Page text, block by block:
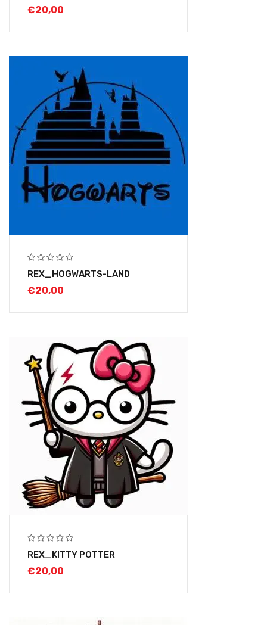
€20,00
REX_HOGWARTS-LAND
€20,00
REX_KITTY POTTER
€20,00